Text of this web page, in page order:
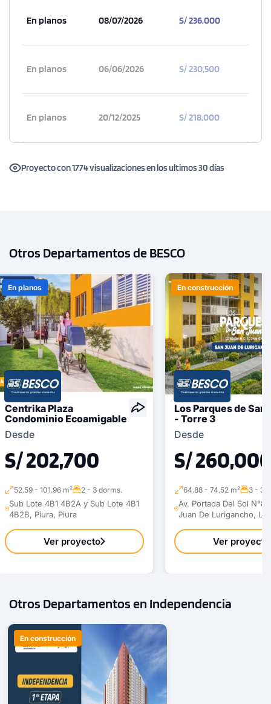
En planos 08/07/2026 S/ 236,000
En planos 06/06/2026 S/ 230,500
En planos 20/12/2025 S/ 218,000
Proyecto con 1774 visualizaciones en los ultimos 30 días
Otros Departamentos de BESCO
En planos
Centrika Plaza
Condominio Ecoamigable
Desde
S/ 202,700
52.59 - 101.96 m² 2 - 3 dorms.
Sub Lote 4B1 4B2A y Sub Lote 4B1
4B2B, Piura, Piura
Ver proyecto
En construcción
Los Parques de San
- Torre 3
Desde
S/
64.88 - 74.52 m² 3 - 3
Av. Portada Del Sol
Juan De Lurigancho,
Ver proyecto
Otros Departamentos en Independencia
En construcción